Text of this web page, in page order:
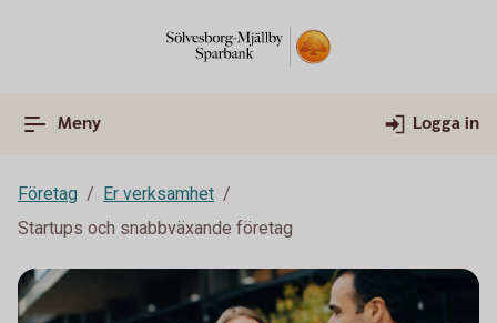
Meny Logga in
Företag
Er verksamhet
Startups och snabbväxande företag